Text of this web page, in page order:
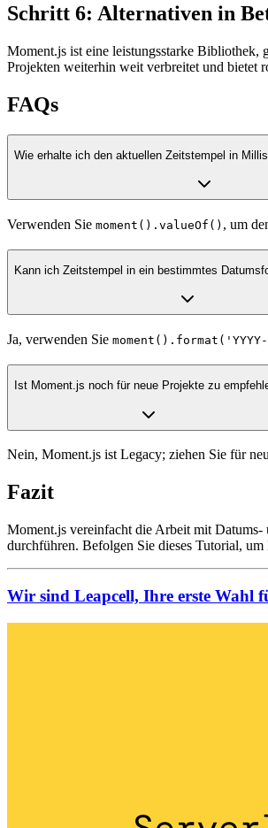
Schritt 6: Alternativen in
Moment.js ist eine leistungsstarke Bibliothek,
Projekten weiterhin weit verbreitet und bietet
FAQs
Wie erhalte ich den aktuellen Zeitstempel in
Verwenden Sie moment().valueOf() , um
Kann ich Zeitstempel in ein bestimmtes
Ja, verwenden Sie moment().format('YYYY-
Ist Moment.js noch für neue Projekte zu
Nein, Moment.js ist Legacy; ziehen Sie für
Fazit
Moment.js vereinfacht die Arbeit mit
durchführen. Befolgen Sie dieses Tutorial,
Wir sind Leapcell, Ihre erste Wahl